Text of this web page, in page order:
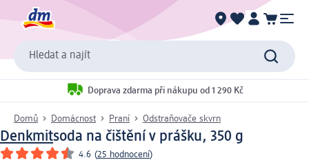
Hledat a najít
Doprava zdarma při nákupu od 1 290 Kč
Domů Domácnost Praní Odstraňovače skvrn
Denkmitsoda na čištění v prášku, 350 g
4.6 (25 hodnocení)